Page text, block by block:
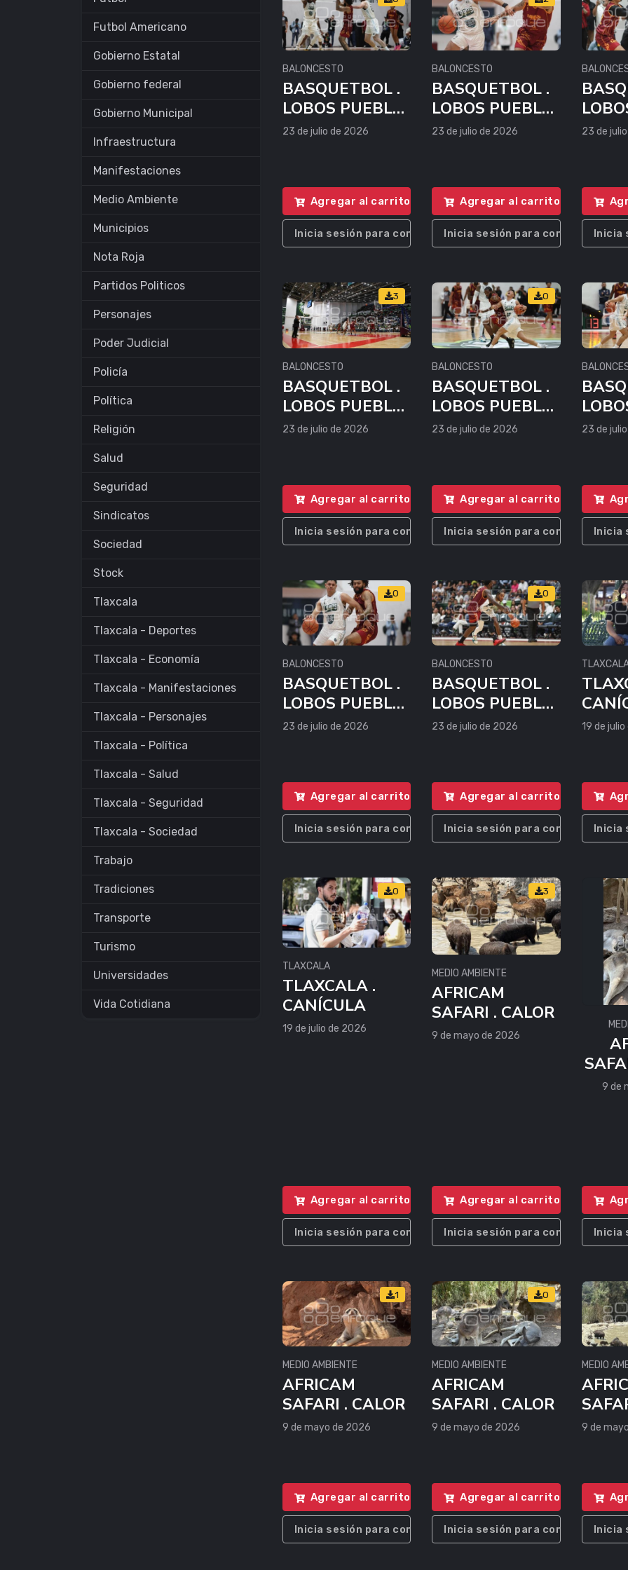
Futbol Americano
Gobierno Estatal
Gobierno federal
Gobierno Municipal
Infraestructura
Manifestaciones
Medio Ambiente
Municipios
Nota Roja
Partidos Politicos
Personajes
Poder Judicial
Policía
Política
Religión
Salud
Seguridad
Sindicatos
Sociedad
Stock
Tlaxcala
Tlaxcala - Deportes
Tlaxcala - Economía
Tlaxcala - Manifestaciones
Tlaxcala - Personajes
Tlaxcala - Política
Tlaxcala - Salud
Tlaxcala - Seguridad
Tlaxcala - Sociedad
Trabajo
Tradiciones
Transporte
Turismo
Universidades
Vida Cotidiana
BALONCESTO
BASQUETBOL .
LOBOS PUEBLA
VS CALOR
23 de julio de 2026
Agregar al carrito
Inicia sesión para comprar
BALONCESTO
BASQUETBOL .
LOBOS PUEBLA
VS CALOR
23 de julio de 2026
Agregar al carrito
Inicia sesión para comprar
VS
23 de
Inicia
3
BALONCESTO
BASQUETBOL .
LOBOS PUEBLA
VS CALOR
23 de julio de 2026
Agregar al carrito
Inicia sesión para comprar
0
BALONCESTO
BASQUETBOL .
LOBOS PUEBLA
VS CALOR
23 de julio de 2026
Agregar al carrito
Inicia sesión para comprar
VS
23 de
Inicia
0
BALONCESTO
BASQUETBOL .
LOBOS PUEBLA
VS CALOR
23 de julio de 2026
Agregar al carrito
Inicia sesión para comprar
0
BALONCESTO
BASQUETBOL .
LOBOS PUEBLA
VS CALOR
23 de julio de 2026
Agregar al carrito
Inicia sesión para comprar
19 de
Inicia
0
TLAXCALA
TLAXCALA .
CANÍCULA
19 de julio de 2026
Agregar al carrito
Inicia sesión para comprar
3
MEDIO AMBIENTE
AFRICAM
SAFARI . CALOR
9 de mayo de 2026
Agregar al carrito
Inicia sesión para comprar
9 de
Inicia
1
MEDIO AMBIENTE
AFRICAM
SAFARI . CALOR
9 de mayo de 2026
Agregar al carrito
Inicia sesión para comprar
0
MEDIO AMBIENTE
AFRICAM
SAFARI . CALOR
9 de mayo de 2026
Agregar al carrito
Inicia sesión para comprar
MEDIO
9 de
Inicia